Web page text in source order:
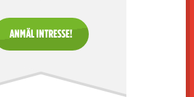
ANMÄL INTRESSE!